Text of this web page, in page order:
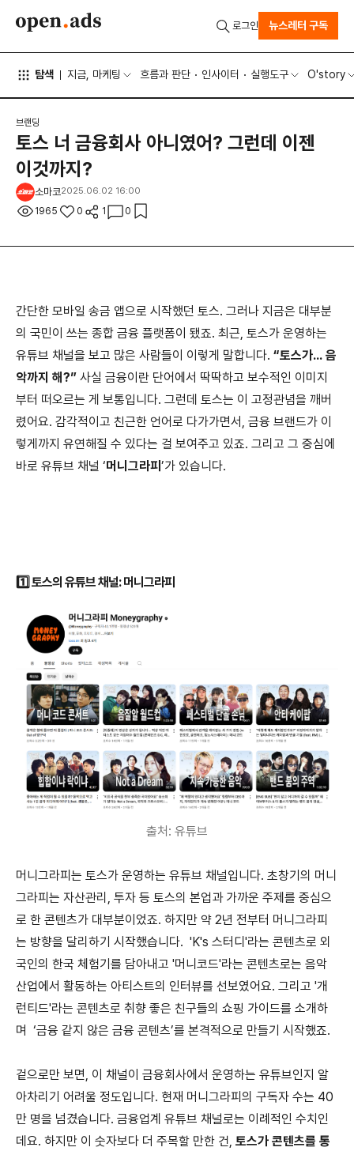
탐색 지금, 마케팅 흐름과 판단 인사이터 실행도구 O'story
로그인 뉴스레터 구독
브랜딩
토스 너 금융회사 아니였어? 그런데 이젠
이것까지?
소마코2025.06.02 16:00
1965 0 1 0
간단한 모바일 송금 앱으로 시작했던 토스. 그러나 지금은 대부분
의 국민이 쓰는 종합 금융 플랫폼이 됐죠. 최근, 토스가 운영하는
유튜브 채널을 보고 많은 사람들이 이렇게 말합니다. “토스가... 음
악까지 해?” 사실 금융이란 단어에서 딱딱하고 보수적인 이미지
부터 떠오르는 게 보통입니다. 그런데 토스는 이 고정관념을 깨버
렸어요. 감각적이고 친근한 언어로 다가가면서, 금융 브랜드가 이
렇게까지 유연해질 수 있다는 걸 보여주고 있죠. 그리고 그 중심에
바로 유튜브 채널 ‘머니그라피 ’가 있습니다.
1️⃣ 토스의 유튜브 채널: 머니그라피
출처: 유튜브
머니그라피는 토스가 운영하는 유튜브 채널입니다. 초창기의 머니
그라피는 자산관리, 투자 등 토스의 본업과 가까운 주제를 중심으
로 한 콘텐츠가 대부분이었죠. 하지만 약 2년 전부터 머니그라피
는 방향을 달리하기 시작했습니다. 'K's 스터디'라는 콘텐츠로 외
국인의 한국 체험기를 담아내고 '머니코드'라는 콘텐츠로는 음악
산업에서 활동하는 아티스트의 인터뷰를 선보였어요. 그리고 '개
런티드'라는 콘텐츠로 취향 좋은 친구들의 쇼핑 가이드를 소개하
며 ‘금융 같지 않은 금융 콘텐츠’를 본격적으로 만들기 시작했죠.
겉으로만 보면, 이 채널이 금융회사에서 운영하는 유튜브인지 알
아차리기 어려울 정도입니다. 현재 머니그라피의 구독자 수는 40
만 명을 넘겼습니다. 금융업계 유튜브 채널로는 이례적인 수치인
데요. 하지만 이 숫자보다 더 주목할 만한 건, 토스가 콘텐츠를 통